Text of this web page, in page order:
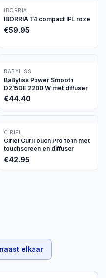
IBORRIA
IBORRIA T4 compact IPL roze
€59.95
BABYLISS
BaByliss Power Smooth
D215DE 2200 W met diffuser
€44.40
CIRIEL
Ciriel CurlTouch Pro föhn met
touchscreen en diffuser
€42.95
elkaar